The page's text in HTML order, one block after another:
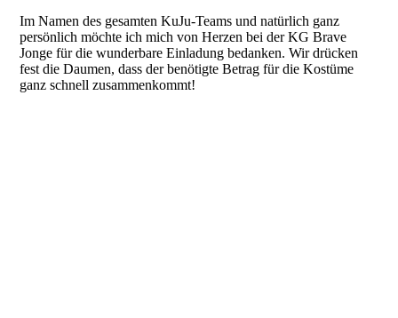
Im Namen des gesamten KuJu-Teams und natürlich ganz
persönlich möchte ich mich von Herzen bei der KG Brave
Jonge für die wunderbare Einladung bedanken. Wir drücken
fest die Daumen, dass der benötigte Betrag für die Kostüme
ganz schnell zusammenkommt!